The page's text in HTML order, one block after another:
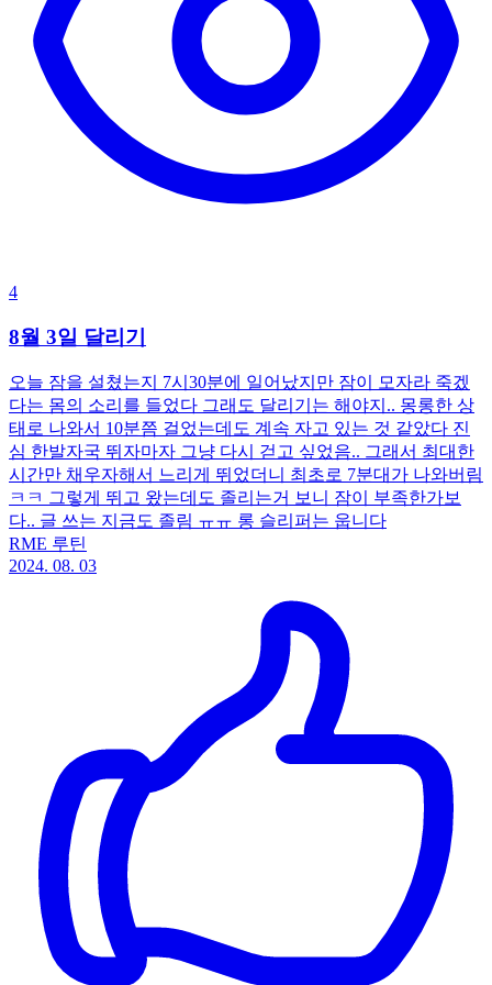
4
8월 3일 달리기
오늘 잠을 설쳤는지 7시30분에 일어났지만 잠이 모자라 죽겠
다는 몸의 소리를 들었다 그래도 달리기는 해야지.. 몽롱한 상
태로 나와서 10분쯤 걸었는데도 계속 자고 있는 것 같았다 진
심 한발자국 뛰자마자 그냥 다시 걷고 싶었음.. 그래서 최대한
시간만 채우자해서 느리게 뛰었더니 최초로 7분대가 나와버림
ㅋㅋ 그렇게 뛰고 왔는데도 졸리는거 보니 잠이 부족한가보
다.. 글 쓰는 지금도 졸림 ㅠㅠ 롱 슬리퍼는 웁니다
RME 루틴
2024. 08. 03